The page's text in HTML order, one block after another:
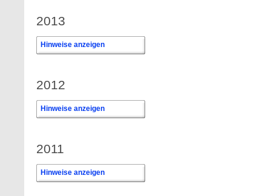
2013
Hinweise anzeigen
2012
Hinweise anzeigen
2011
Hinweise anzeigen